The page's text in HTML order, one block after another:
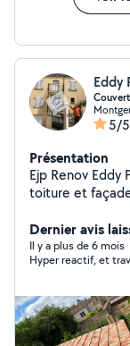
Eddy
5/5
Présentation
Ejp Renov Eddy Prestat Nettoyage et
toiture et façade
, recherche de
Hydrofuge Nettoyage et réparation de gouttière
Ravalement Ravalement de façade, peintre en bâtiment
Dernier avis
Il y a plus de 6 mois
Hyper reactif, et